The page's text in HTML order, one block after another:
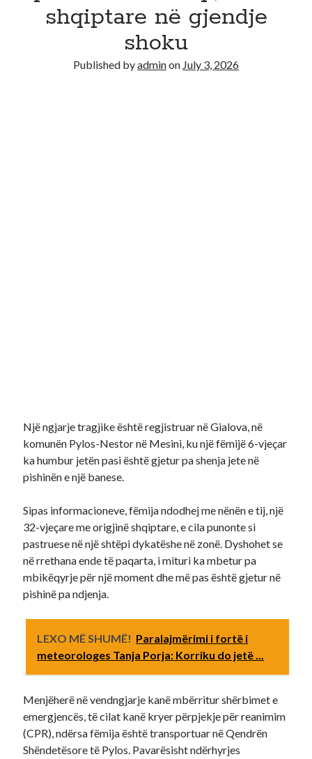
Recent Comments
No comments to show.
shqiptare në gjendje
shoku
Published byadminon July 3, 2026
Një ngjarje tragjike është regjistruar në Gialova, në
komunën Pylos-Nestor në Mesini, ku një fëmijë 6-vjeçar
ka humbur jetën pasi është gjetur pa shenja jete në
pishinën e një banese.
Sipas informacioneve, fëmija ndodhej me nënën e tij, një
32-vjeçare me origjinë shqiptare, e cila punonte si
pastruese në një shtëpi dykatëshe në zonë. Dyshohet se
në rrethana ende të paqarta, i mituri ka mbetur pa
mbikëqyrje për një moment dhe më pas është gjetur në
pishinë pa ndjenja.
LEXO MË SHUMË! Paralajmërimi i fortë i
meteorologes Tanja Porja: Korriku do jetë ...
Menjëherë në vendngjarje kanë mbërritur shërbimet e
emergjencës, të cilat kanë kryer përpjekje për reanimim
(CPR), ndërsa fëmija është transportuar në Qendrën
Shëndetësore të Pylos. Pavarësisht ndërhyrjes